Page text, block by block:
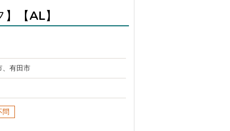
【AL】
、有田市
問